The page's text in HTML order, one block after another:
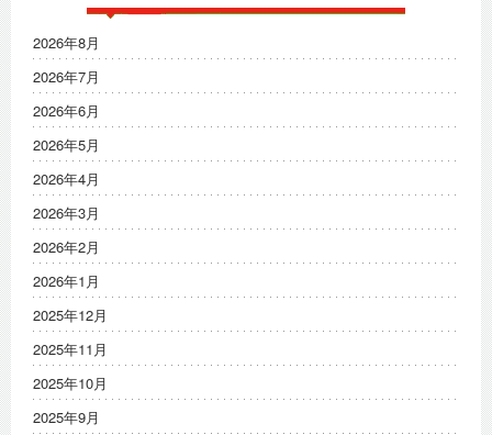
2026年8月
2026年7月
2026年6月
2026年5月
2026年4月
2026年3月
2026年2月
2026年1月
2025年12月
2025年11月
2025年10月
2025年9月